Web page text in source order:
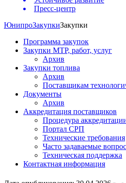
Пресс-центр
ЮнипроЗакупкиЗакупки
Программа закупок
Закупки МТР, работ, услуг
Архив
Закупки топлива
Архив
Поставщикам
Документы
Архив
Аккредитация поставщиков
Процедура
Портал СРП
Технические требования
Часто задаваемые
Техническая поддержка
Контактная информация